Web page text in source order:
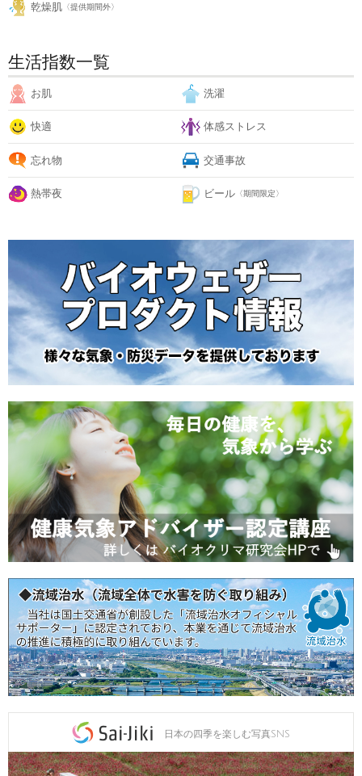
乾燥肌 〈提供期間外〉
生活指数一覧
お肌 洗濯
快適 体感ストレス
忘れ物 交通事故
熱帯夜 ビール 〈期間限定〉
日本の四季を楽しむ写真SNS